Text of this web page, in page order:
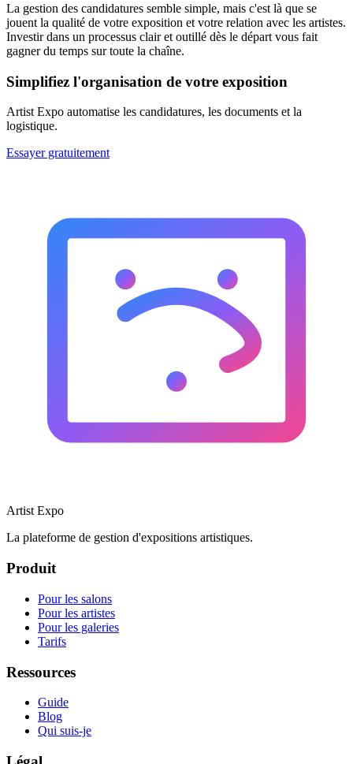
La gestion des candidatures semble simple, mais c'est là que se
jouent la qualité de votre exposition et votre relation avec les artistes.
Investir dans un processus clair et outillé dès le départ vous fait
gagner du temps sur toute la chaîne.
Simplifiez l'organisation de votre exposition
Artist Expo automatise les candidatures, les documents et la
logistique.
Essayer gratuitement
Artist Expo
La plateforme de gestion d'expositions artistiques.
Produit
Pour les salons
Pour les artistes
Pour les galeries
Tarifs
Ressources
Guide
Blog
Qui suis-je